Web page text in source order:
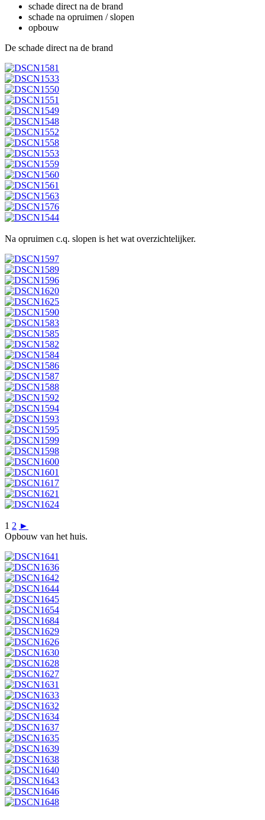
schade direct na de brand
schade na opruimen / slopen
opbouw
De schade direct na de brand
Na opruimen c.q. slopen is het wat overzichtelijker.
1 2 ►
Opbouw van het huis.